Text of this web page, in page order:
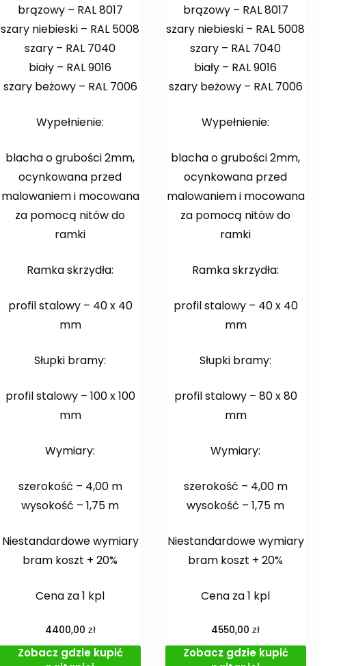
brązowy – RAL 8017
szary niebieski – RAL 5008
szary – RAL 7040
biały – RAL 9016
szary beżowy – RAL 7006
Wypełnienie:
blacha o grubości 2mm,
ocynkowana przed
malowaniem i mocowana
za pomocą nitów do
ramki
Ramka skrzydła:
profil stalowy – 40 x 40
mm
Słupki bramy:
profil stalowy – 100 x 100
mm
Wymiary:
szerokość – 4,00 m
wysokość – 1,75 m
Niestandardowe wymiary
bram koszt + 20%
Cena za 1 kpl
4400,00 zł
Zobacz gdzie kupić
brązowy – RAL 8017
szary niebieski – RAL 5008
szary – RAL 7040
biały – RAL 9016
szary beżowy – RAL 7006
Wypełnienie:
blacha o grubości 2mm,
ocynkowana przed
malowaniem i mocowana
za pomocą nitów do
ramki
Ramka skrzydła:
profil stalowy – 40 x 40
mm
Słupki bramy:
profil stalowy – 80 x 80
mm
Wymiary:
szerokość – 4,00 m
wysokość – 1,75 m
Niestandardowe wymiary
bram koszt + 20%
Cena za 1 kpl
4550,00zł
Zobacz gdzie kupić